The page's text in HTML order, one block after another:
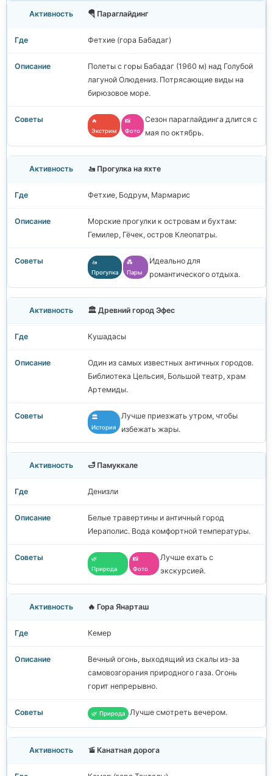
🪂 Параглайдинг
Фетхие (гора Бабадаг)
Полеты с горы Бабадаг (1960 м) над Голубой
лагуной Олюдениз. Потрясающие виды на
бирюзовое море.
🔥
Экстрим
📸
Фото
Сезон параглайдинга длится с
мая по октябрь.
🚤 Прогулка на яхте
Фетхие, Бодрум, Мармарис
Морские прогулки к островам и бухтам:
Гемилер, Гёчек, остров Клеопатры.
🚤
Прогулка
💑
Пары
Идеально для
романтического отдыха.
🏛️ Древний город Эфес
Кушадасы
Один из самых известных античных городов.
Библиотека Цельсия, Большой театр, храм
Артемиды.
🏛️
История
Лучше приезжать утром, чтобы
избежать жары.
🛁 Памуккале
Денизли
Белые травертины и античный город
Иераполис. Вода комфортной температуры.
🌿
Природа
📸
Фото
Лучше ехать с
экскурсией.
🔥 Гора Янарташ
Кемер
Вечный огонь, выходящий из скалы из-за
самовозгорания природного газа. Огонь
горит непрерывно.
🌿 Природа Лучше смотреть вечером.
🚡 Канатная дорога